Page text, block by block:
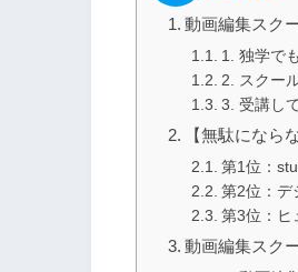
動画編集スク
1. 独学で
2. スクー
3. 受講し
【無駄になら
第1位：
第2位：デ
第3位：ヒ
動画編集スク